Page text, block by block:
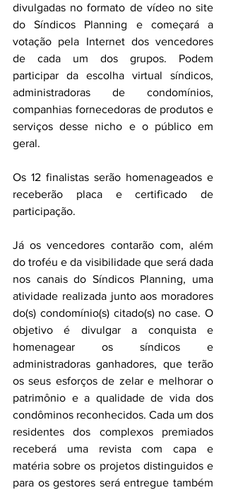
divulgadas no formato de vídeo no site
do Síndicos Planning e começará a
votação pela Internet dos vencedores
de cada um dos grupos. Podem
participar da escolha virtual síndicos,
administradoras de condomínios,
companhias fornecedoras de produtos e
serviços desse nicho e o público em
geral.
Os 12 finalistas serão homenageados e
receberão placa e certificado de
participação.
Já os vencedores contarão com, além
do troféu e da visibilidade que será dada
nos canais do Síndicos Planning, uma
atividade realizada junto aos moradores
do(s) condomínio(s) citado(s) no case. O
objetivo é divulgar a conquista e
homenagear os síndicos e
administradoras ganhadores, que terão
os seus esforços de zelar e melhorar o
patrimônio e a qualidade de vida dos
condôminos reconhecidos. Cada um dos
residentes dos complexos premiados
receberá uma revista com capa e
matéria sobre os projetos distinguidos e
para os gestores será entregue também